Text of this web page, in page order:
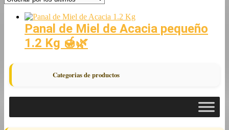
Panal de Miel de Acacia pequeño
1.2 Kg 🍯🌿
Categorias de productos